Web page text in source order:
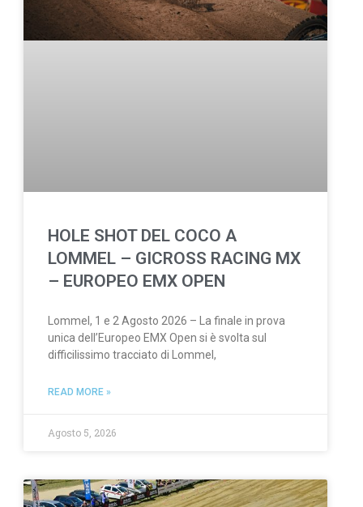
HOLE SHOT DEL COCO A
LOMMEL – GICROSS RACING MX
– EUROPEO EMX OPEN
Lommel, 1 e 2 Agosto 2026 – La finale in prova
unica dell’Europeo EMX Open si è svolta sul
difficilissimo tracciato di Lommel,
READ MORE »
Agosto 5, 2026